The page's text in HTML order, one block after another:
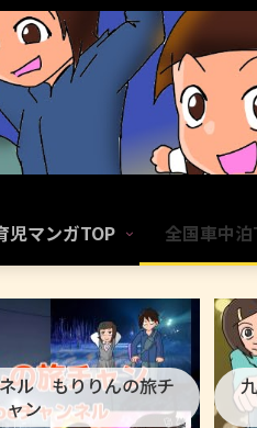
児マンガTOP 全国車中泊
ル もりりんの旅チ
ャン